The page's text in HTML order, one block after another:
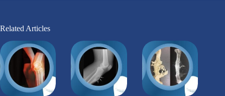
Related Articles